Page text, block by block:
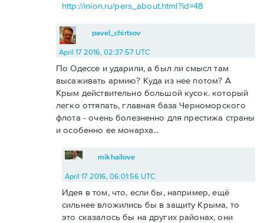
http://inion.ru/pers_about.html?id=48
pavel_chirtsov
April 17 2016, 02:37:57 UTC
По Одессе и ударили, а был ли смысл там
высаживать армию? Куда из нее потом? А
Крым действительно большой кусок. который
легко оттяпать, главная база Черноморского
флота - очень болезненно для престижа страны
и особенно ее монарха...
mikhailove
April 17 2016, 06:01:56 UTC
Идея в том, что, если бы, например, ещё
сильнее вложились бы в защиту Крыма, то
это сказалось бы на других районах, они